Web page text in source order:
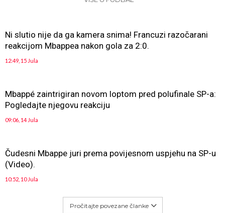
Ni slutio nije da ga kamera snima! Francuzi razočarani
reakcijom Mbappea nakon gola za 2:0.
12:49, 15 Jula
Mbappé zaintrigiran novom loptom pred polufinale SP-a:
Pogledajte njegovu reakciju
09:06, 14 Jula
Čudesni Mbappe juri prema povijesnom uspjehu na SP-u
(Video).
10:52, 10 Jula
Pročitajte povezane članke